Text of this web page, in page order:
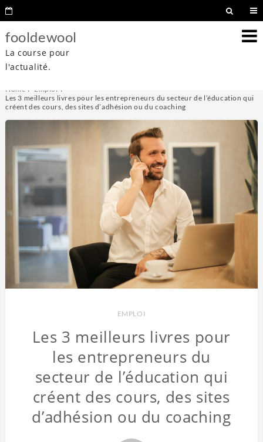
fooldewool
La course pour
l'actualité.
Home
Emploi
Les 3 meilleurs livres pour les entrepreneurs du secteur de l’éducation qui
créent des cours, des sites d’adhésion ou du coaching
EMPLOI
Les 3 meilleurs livres pour
les entrepreneurs du
secteur de l’éducation qui
créent des cours, des sites
d’adhésion ou du coaching